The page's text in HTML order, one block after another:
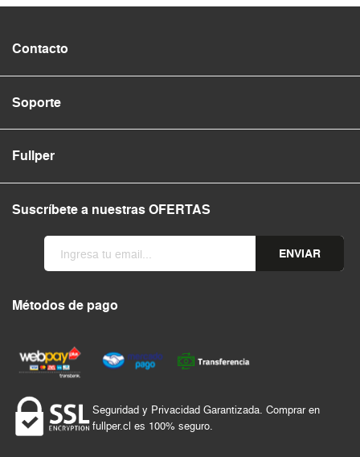
Contacto
Soporte
Fullper
Suscríbete a nuestras OFERTAS
ENVIAR
Métodos de pago
Seguridad y Privacidad Garantizada. Comprar en
fullper.cl es 100% seguro.